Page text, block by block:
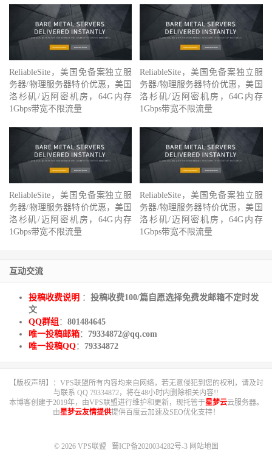
ReliableSite，美国免备案独立服
务器/物理服务器特价优惠，美国
洛杉矶/迈阿密机房，64G内存
1Gbps带宽不限流量
ReliableSite，美国免备案独立服
务器/物理服务器特价优惠，美国
洛杉矶/迈阿密机房，64G内存
1Gbps带宽不限流量
ReliableSite，美国免备案独立服
务器/物理服务器特价优惠，美国
洛杉矶/迈阿密机房，64G内存
1Gbps带宽不限流量
ReliableSite，美国免备案独立服
务器/物理服务器特价优惠，美国
洛杉矶/迈阿密机房，64G内存
1Gbps带宽不限流量
互动交流
投稿收费说明 ： 投稿收费100/篇自愿选择免费发邮箱不定时发
文
QQ群组 ： 801484645
唯一投稿邮箱： 79334872@qq.com
唯一投稿QQ： 79334872
【版权声明】：VPS联盟所有内容均来自网络，若无意侵犯到您的权利，请及时
与联系 QQ 79334872，将在48小时内删除相关内容!!
本博客创建于2019年，由VPS联盟进行维护和更新，现托管于星梦云云服务器。
由星梦云友情提供提供百度云加速及SEO优化支持！
© 2026 VPS联盟 蜀ICP备2020034282号-3 网站地图